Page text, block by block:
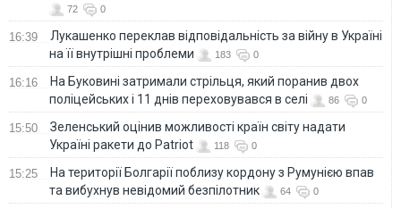
72 0
16:39
Лукашенко переклав відповідальність за війну в Україні
на її внутрішні проблеми
183 0
16:16
На Буковині затримали стрільця, який поранив двох
поліцейських і 11 днів переховувався в селі
86 0
15:50
Зеленський оцінив можливості країн світу надати
Україні ракети до Patriot
118 0
15:25
На території Болгарії поблизу кордону з Румунією впав
та вибухнув невідомий безпілотник
64 0